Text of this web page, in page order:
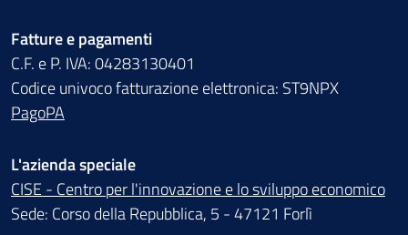
Fatture e pagamenti
C.F. e P. IVA: 04283130401
Codice univoco fatturazione elettronica: ST9NPX
PagoPA
L'azienda speciale
CISE - Centro per l'innovazione e lo sviluppo economico
Sede: Corso della Repubblica, 5 - 47121 Forlì